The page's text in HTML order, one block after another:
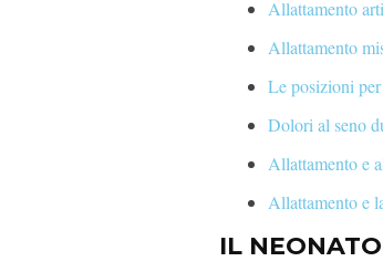
Allattamento
Allattamento
Le posizioni
Dolori al seno
Allattamento e
Allattamento e
IL NEONATO